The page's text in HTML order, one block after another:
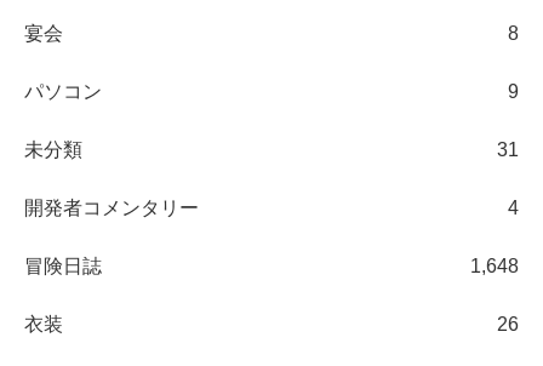
宴会 8
パソコン 9
未分類 31
開発者コメンタリー 4
冒険日誌 1,648
衣装 26